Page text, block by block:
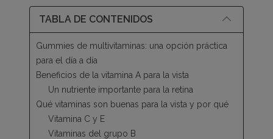
TABLA DE CONTENIDOS
Gummies de multivitaminas: una opción práctica
para el día a día
Beneficios de la vitamina A para la vista
Un nutriente importante para la retina
Qué vitaminas son buenas para la vista y por qué
Vitamina C y E
Vitaminas del grupo B